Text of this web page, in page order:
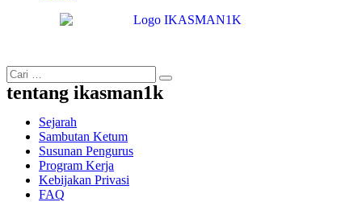
tentang ikasman1k
Sejarah
Sambutan Ketum
Susunan Pengurus
Program Kerja
Kebijakan Privasi
FAQ